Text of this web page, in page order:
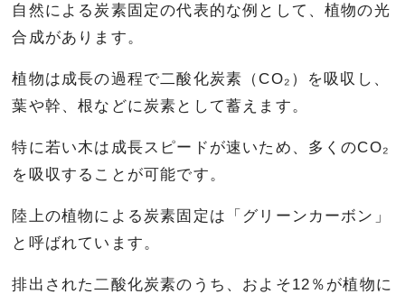
自然による炭素固定の代表的な例として、植物の光
合成があります。
植物は成長の過程で二酸化炭素（CO₂）を吸収し、
葉や幹、根などに炭素として蓄えます。
特に若い木は成長スピードが速いため、多くのCO₂
を吸収することが可能です。
陸上の植物による炭素固定は「グリーンカーボン」
と呼ばれています。
排出された二酸化炭素のうち、およそ12％が植物に